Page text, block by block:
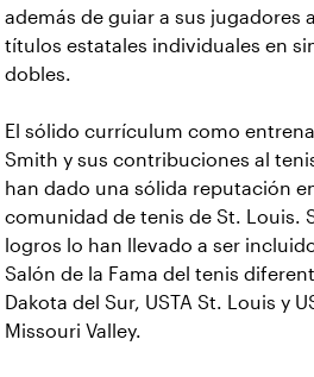
además de guiar a sus jugadores
títulos estatales individuales en
dobles.
El sólido currículum como
Smith y sus contribuciones al
han dado una sólida reputación
comunidad de tenis de St. Louis.
logros lo han llevado a ser
Salón de la Fama del tenis
Dakota del Sur, USTA St. Louis y
Missouri Valley.